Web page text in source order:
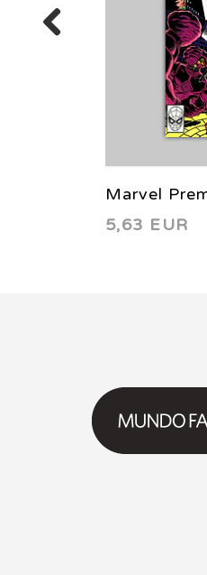
Marvel
(8.0) 1981
5,63 EUR